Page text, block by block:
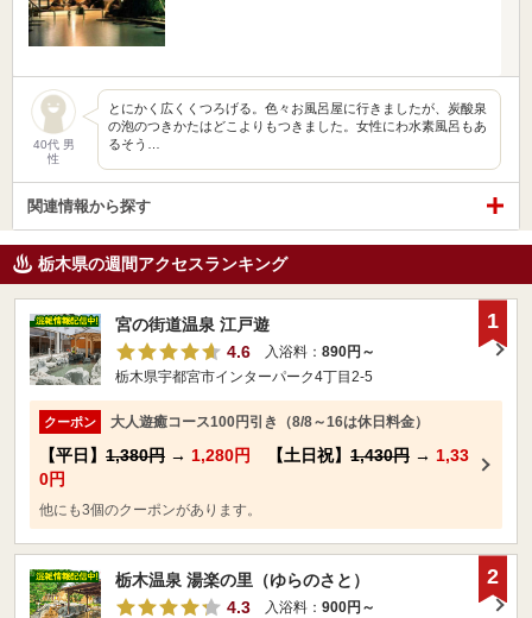
40代 男
性
とにかく広くくつろげる。色々お風呂屋に行きましたが、炭酸泉
の泡のつきかたはどこよりもつきました。女性にわ水素風呂もあ
るそう…
関連情報から探す
栃木県の週間アクセスランキング
宮の街道温泉 江戸遊
4.6
入浴料： 890円～
栃木県宇都宮市インターパーク4丁目2-5
クーポン 大人遊癒コース100円引き（8/8～16は休日料金）
【平日】 1,380円 → 1,280円 【土日祝】 1,430円 → 1,33
0円
他にも3個のクーポンがあります。
1
栃木温泉 湯楽の里（ゆらのさと）
4.3
入浴料： 900円～
2